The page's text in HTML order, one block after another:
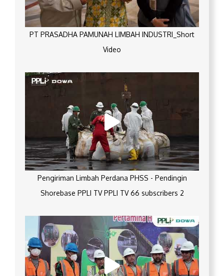
PT PRASADHA PAMUNAH LIMBAH INDUSTRI_Short
Video
Pengiriman Limbah Perdana PHSS - Pendingin
Shorebase PPLI TV PPLI TV 66 subscribers 2